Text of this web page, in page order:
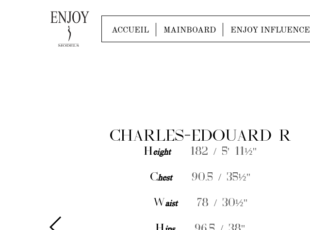
ACCUEIL MAINBOARD ENJOY INFLUENCE
CHARLES-EDOUARD R
Height 182 / 5' 11½''
Chest 90.5 / 35½''
Waist 78 / 30½''